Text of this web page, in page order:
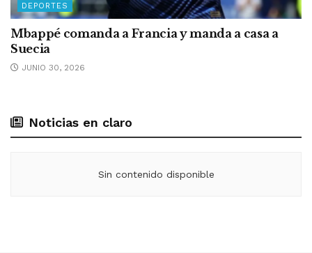
DEPORTES
Mbappé comanda a Francia y manda a casa a
Suecia
JUNIO 30, 2026
Noticias en claro
Sin contenido disponible